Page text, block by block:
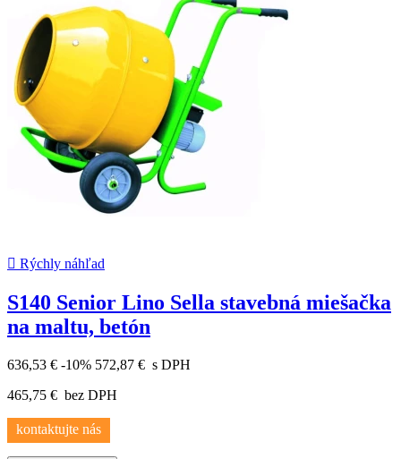
 Rýchly náhľad
S140 Senior Lino Sella stavebná miešačka
na maltu, betón
636,53 € -10% 572,87 € s DPH
465,75 € bez DPH
kontaktujte nás